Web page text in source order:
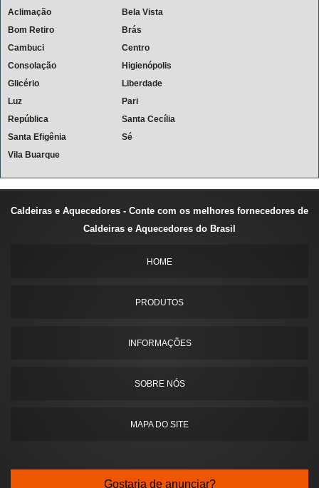
Aclimação
Bela Vista
Bom Retiro
Brás
Cambuci
Centro
Consolação
Higienópolis
Glicério
Liberdade
Luz
Pari
República
Santa Cecília
Santa Efigênia
Sé
Vila Buarque
Caldeiras e Aquecedores - Conte com os melhores fornecedores de
Caldeiras e Aquecedores do Brasil
HOME
PRODUTOS
INFORMAÇÕES
SOBRE NÓS
MAPA DO SITE
Gostaria de anunciar?